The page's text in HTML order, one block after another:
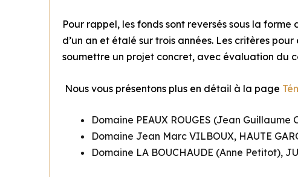
Pour rappel, les fonds sont reversés sous la forme
d’un an et étalé sur trois années. Les critères
soumettre un projet concret, avec évaluation du
Nous vous présentons plus en détail à la page
Domaine PEAUX ROUGES (Jean Guillaume
Domaine Jean Marc VILBOUX, HAUTE
Domaine LA BOUCHAUDE (Anne Petitot),